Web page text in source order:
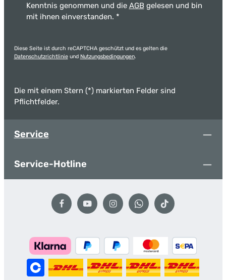
Kenntnis genommen und die AGB gelesen und bin
mit ihnen einverstanden. *
Diese Seite ist durch reCAPTCHA geschützt und es gelten die
Datenschutzrichtlinieund Nutzungsbedingungen.
Die mit einem Stern (*) markierten Felder sind
Pflichtfelder.
Service
Service-Hotline